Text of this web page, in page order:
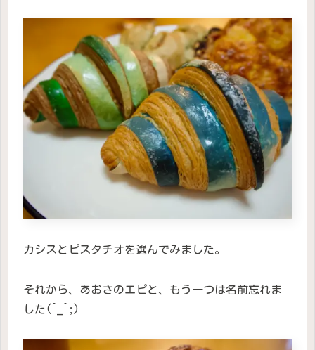
カシスとピスタチオを選んでみました。
それから、あおさのエピと、もう一つは名前忘れま
した(^_^;)